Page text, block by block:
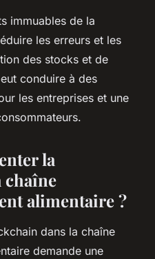
immuables de la
les erreurs et les
des stocks et de
conduire à des
les entreprises et une
la
chaîne
alimentaire ?
dans la chaîne
demande une